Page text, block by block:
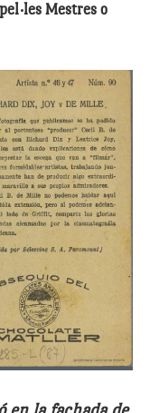
Mestres o